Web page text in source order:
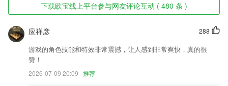
1,专门为宴会人所提供的办公功能，使用的过程中更加的方便快捷。
2,亿万级的数据量，千万级数据日更新。
3,填报完美志愿需要家庭的支持，备考报考怎么减轻2265孩子压力、缓解
亲子关系，明晰未来规划。
下载欧宝线上平台参与网友评论互动 ( 480 条 )
288
应祥彦
游戏的角色技能和特效非常震撼，让人感到非常爽快，真的很
赞！
2026-07-09 20:09 推荐